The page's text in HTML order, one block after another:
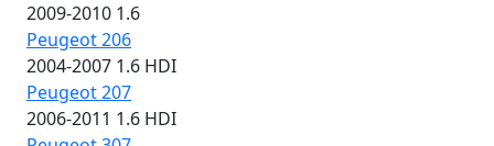
2009-2010 1.6
Peugeot 206
2004-2007 1.6 HDI
Peugeot 207
2006-2011 1.6 HDI